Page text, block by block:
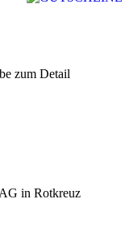
zum Detail
in Rotkreuz